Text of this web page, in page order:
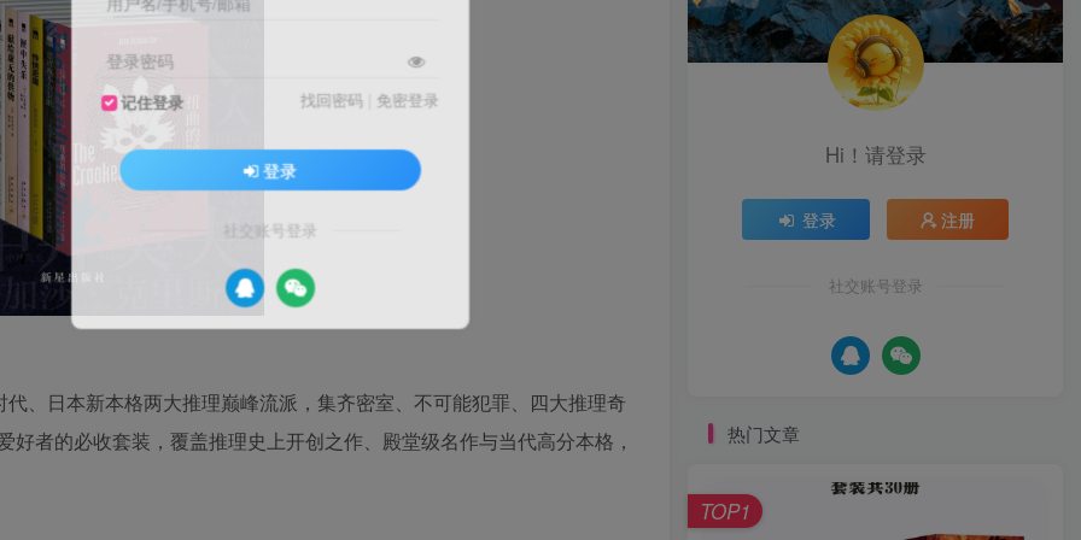
、日本新本格两大推理巅峰流派，集齐密室、不可能犯罪、四大推理奇
者的必收套装，覆盖推理史上开创之作、殿堂级名作与当代高分本格，
Hi！请登录
登录 注册
社交账号登录
热门文章
TOP1
登录密码
记住登录 找回密码 免密登录
登录
社交账号登录